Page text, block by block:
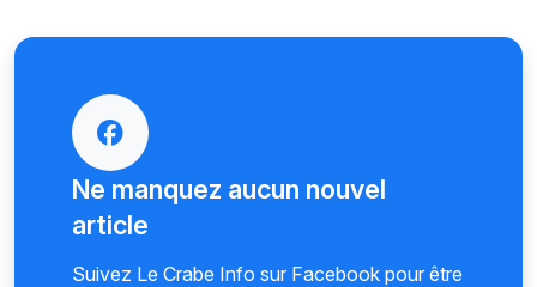
Ne manquez aucun nouvel
article
Suivez Le Crabe Info sur Facebook pour être